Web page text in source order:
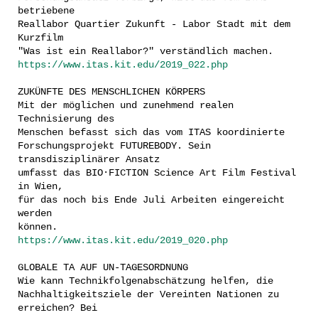
betriebene
Reallabor Quartier Zukunft - Labor Stadt mit dem
Kurzfilm
"Was ist ein Reallabor?" verständlich machen.
https://www.itas.kit.edu/2019_022.php
ZUKÜNFTE DES MENSCHLICHEN KÖRPERS
Mit der möglichen und zunehmend realen
Technisierung des
Menschen befasst sich das vom ITAS koordinierte
Forschungsprojekt FUTUREBODY. Sein
transdisziplinärer Ansatz
umfasst das BIO·FICTION Science Art Film Festival
in Wien,
für das noch bis Ende Juli Arbeiten eingereicht
werden
können.
https://www.itas.kit.edu/2019_020.php
GLOBALE TA AUF UN-TAGESORDNUNG
Wie kann Technikfolgenabschätzung helfen, die
Nachhaltigkeitsziele der Vereinten Nationen zu
erreichen? Bei